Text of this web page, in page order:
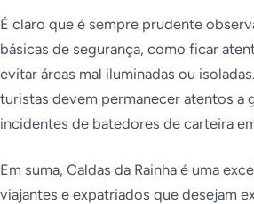
É claro que é sempre prudente
básicas de segurança, como ficar
evitar áreas mal iluminadas ou
turistas devem permanecer atentos a
incidentes de batedores de carteira
Em suma, Caldas da Rainha é uma
viajantes e expatriados que desejam